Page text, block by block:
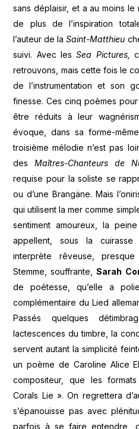
sans déplaisir, et a au moins
de plus de l’inspiration
l’auteur de laSaint-Matthieu
suivi. Avec lesSea Pictures,
retrouvons, mais cette fois le
de l’instrumentation et son
finesse. Ces cinq poèmes
être réduits à leur
évoque, dans sa forme-
troisième mélodie n’est pas
desMaîtres-Chanteurs de
requise pour la soliste se
ou d’une Brangäne. Mais
qui utilisent la mer comme
sentiment amoureux, la
appellent, sous la
interprète rêveuse, presque
Stemme, souffrante,Sarah
de poétesse, qu’elle a
complémentaire du Lied
Passés quelques
lactescences du timbre, la
servent autant la simplicité
un poème de Caroline Alice
compositeur, que les
Corals Lie ». On regrettera
s’épanouisse pas avec
parfois à se faire entendre,